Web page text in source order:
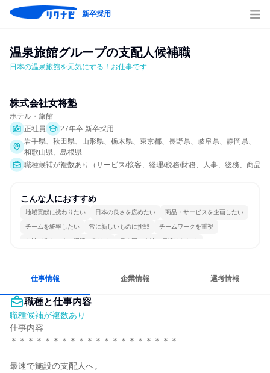
新卒採用
温泉旅館グループの支配人候補職
日本の温泉旅館を元気にする！お仕事です
株式会社女将塾
ホテル・旅館
正社員
27年卒 新卒採用
岩手県、秋田県、山形県、栃木県、東京都、長野県、岐阜県、静岡県、
和歌山県、島根県
職種候補が複数あり（サービス/接客、経理/税務/財務、人事、総務、商品
こんな人におすすめ
地域貢献に携わりたい 日本の良さを広めたい 商品・サービスを企画したい
チームを統率したい 常に新しいものに挑戦 チームワークを重視
女性が働きやすい環境で働ける 長く同じ会社に居続けられる
仕事情報 企業情報 選考情報
職種と仕事内容
職種候補が複数あり
仕事内容
＊＊＊＊＊＊＊＊＊＊＊＊＊＊＊＊＊＊＊＊
最速で施設の支配人へ。